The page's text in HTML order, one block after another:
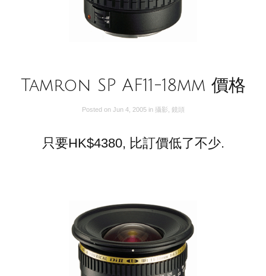
Tamron SP AF11-18mm 價格
Posted on Jun 4, 2005 in 攝影 鏡頭
只要HK$4380, 比訂價低了不少.